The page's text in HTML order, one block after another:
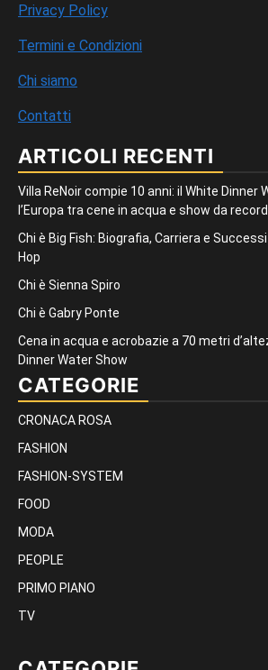
Privacy Policy
Termini e Condizioni
Chi siamo
Contatti
ARTICOLI RECENTI
Villa ReNoir compie 10 anni: il White Dinner
l’Europa tra cene in acqua e show da record
Chi è Big Fish: Biografia, Carriera e
Hop
Chi è Sienna Spiro
Chi è Gabry Ponte
Cena in acqua e acrobazie a 70 metri
Dinner Water Show
CATEGORIE
CRONACA ROSA
FASHION
FASHION-SYSTEM
FOOD
MODA
PEOPLE
PRIMO PIANO
TV